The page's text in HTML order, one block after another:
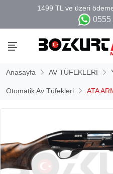
0555
Anasayfa AV TÜFEKLERİ
Otomatik Av Tüfekleri ATA